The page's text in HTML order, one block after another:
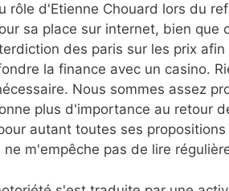
rôle d'Etienne Chouard lors du
sa place sur internet, bien
des paris sur les prix
la finance avec un casino.
Nous sommes assez
plus d'importance au retour
autant toutes ses
ne m'empêche pas de lire